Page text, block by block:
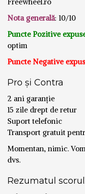
Nota generală: 10/10
Puncte Pozitive
optim
Puncte Negative
Pro și Contra
2 ani garanție
15 zile drept de retur
Suport telefonic
Transport gratuit
Momentan, nimic.
dvs.
Rezumatul